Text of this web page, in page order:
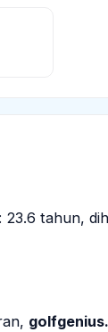
: 23.6 tahun,